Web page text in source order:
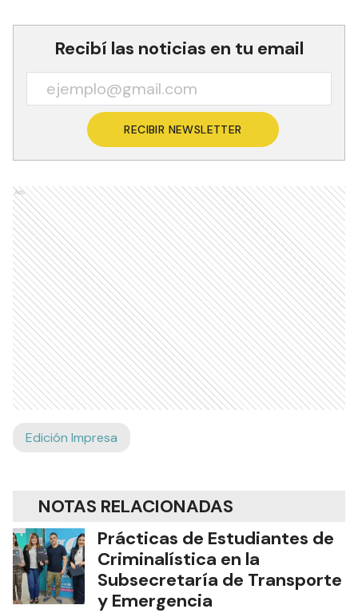
Recibí las noticias en tu email
RECIBIR NEWSLETTER
Ads
Edición Impresa
NOTAS RELACIONADAS
Prácticas de Estudiantes de
Criminalística en la
Subsecretaría de Transporte
y Emergencia